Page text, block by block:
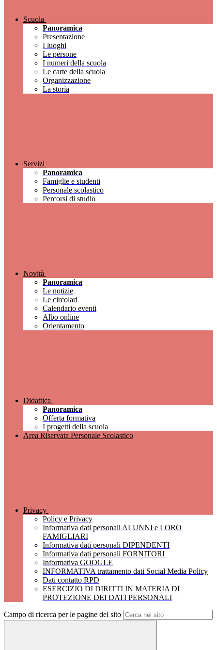
Scuola
Panoramica
Presentazione
I luoghi
Le persone
I numeri della scuola
Le carte della scuola
Organizzazione
La storia
Servizi
Panoramica
Famiglie e studenti
Personale scolastico
Percorsi di studio
Novità
Panoramica
Le notizie
Le circolari
Calendario eventi
Albo online
Orientamento
Didattica
Panoramica
Offerta formativa
I progetti della scuola
Area Riservata Personale Scolastico
Privacy
Policy e Privacy
Informativa dati personali ALUNNI e LORO
FAMIGLIARI
Informativa dati personali DIPENDENTI
Informativa dati personali FORNITORI
Informativa GOOGLE
INFORMATIVA trattamento dati Social Media Policy
Dati contatto RPD
ESERCIZIO DI DIRITTI IN MATERIA DI
PROTEZIONE DEI DATI PERSONALI
Campo di ricerca per le pagine del sito